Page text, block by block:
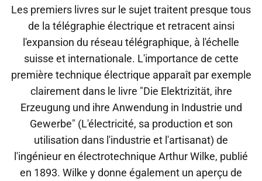
Les premiers livres sur le sujet traitent presque tous
de la télégraphie électrique et retracent ainsi
l'expansion du réseau télégraphique, à l'échelle
suisse et internationale. L'importance de cette
première technique électrique apparaît par exemple
clairement dans le livre "Die Elektrizität, ihre
Erzeugung und ihre Anwendung in Industrie und
Gewerbe" (L'électricité, sa production et son
utilisation dans l'industrie et l'artisanat) de
l'ingénieur en électrotechnique Arthur Wilke, publié
en 1893. Wilke y donne également un aperçu de